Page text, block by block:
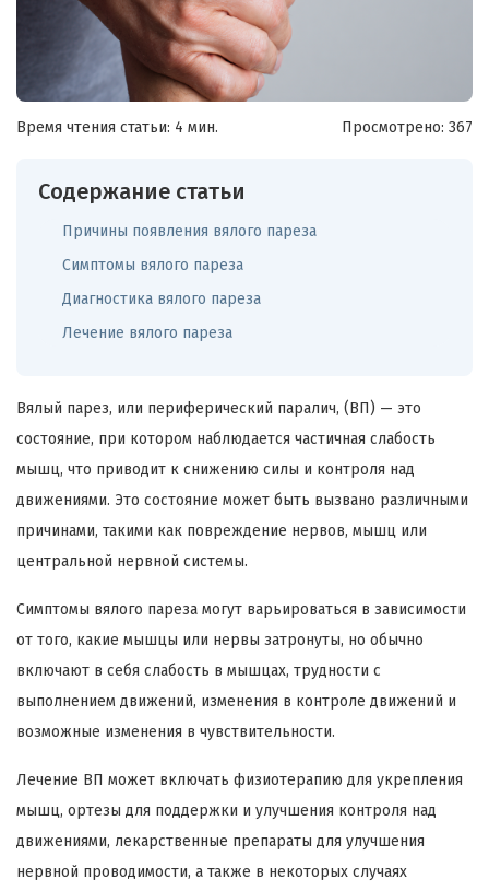
Время чтения статьи: 4 мин. Просмотрено: 367
Содержание статьи
Причины появления вялого пареза
Симптомы вялого пареза
Диагностика вялого пареза
Лечение вялого пареза
Вялый парез, или периферический паралич, (ВП) — это
состояние, при котором наблюдается частичная слабость
мышц, что приводит к снижению силы и контроля над
движениями. Это состояние может быть вызвано различными
причинами, такими как повреждение нервов, мышц или
центральной нервной системы.
Симптомы вялого пареза могут варьироваться в зависимости
от того, какие мышцы или нервы затронуты, но обычно
включают в себя слабость в мышцах, трудности с
выполнением движений, изменения в контроле движений и
возможные изменения в чувствительности.
Лечение ВП может включать физиотерапию для укрепления
мышц, ортезы для поддержки и улучшения контроля над
движениями, лекарственные препараты для улучшения
нервной проводимости, а также в некоторых случаях